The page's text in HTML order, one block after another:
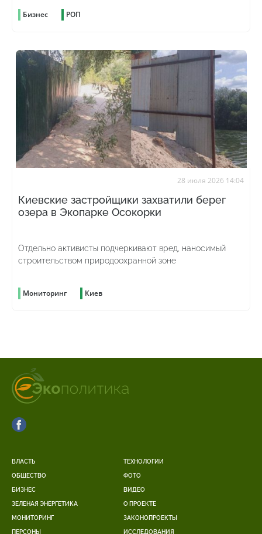
Бизнес РОП
28 июля 2026 14:04
Киевские застройщики захватили берег
озера в Экопарке Осокорки
Отдельно активисты подчеркивают вред, наносимый
строительством природоохранной зоне
Мониторинг Киев
ВЛАСТЬ
ОБЩЕСТВО
БИЗНЕС
ЗЕЛЕНАЯ ЭНЕРГЕТИКА
МОНИТОРИНГ
ПЕРСОНЫ
ТЕХНОЛОГИИ
ФОТО
ВИДЕО
О ПРОЕКТЕ
ЗАКОНОПРОЕКТЫ
ИССЛЕДОВАНИЯ